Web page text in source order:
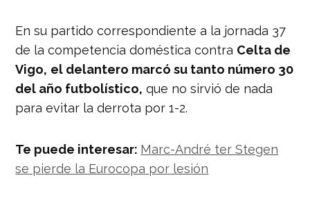
En su partido correspondiente a la jornada 37
de la competencia doméstica contra Celta de
Vigo, el delantero marcó su tanto número 30
del año futbolístico, que no sirvió de nada
para evitar la derrota por 1-2.
Te puede interesar: Marc-André ter Stegen
se pierde la Eurocopa por lesión